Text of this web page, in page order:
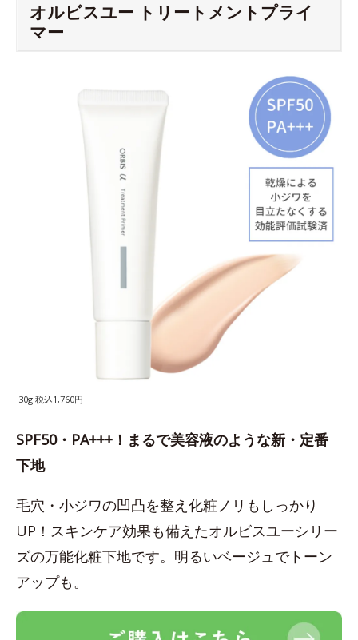
オルビスユー トリートメントプライ
マー
30g 税込1,760円
SPF50・PA+++！まるで美容液のような新・定番
下地
毛穴・小ジワの凹凸を整え化粧ノリもしっかり
UP！スキンケア効果も備えたオルビスユーシリー
ズの万能化粧下地です。明るいベージュでトーン
アップも。